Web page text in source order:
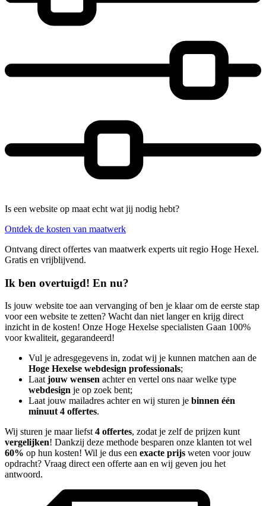
Is een website op maat echt wat jij nodig hebt?
Ontdek de kosten van maatwerk
Ontvang direct offertes van maatwerk experts uit regio Hoge Hexel.
Gratis en vrijblijvend.
Ik ben overtuigd! En nu?
Is jouw website toe aan vervanging of ben je klaar om de eerste stap
voor een website te zetten? Wacht dan niet langer en krijg direct
inzicht in de kosten! Onze Hoge Hexelse specialisten Gaan 100%
voor kwaliteit, gegarandeerd!
Vul je adresgegevens in, zodat wij je kunnen matchen aan de
Hoge Hexelse webdesign professionals;
Laat jouw wensen achter en vertel ons naar welke type
webdesign je op zoek bent;
Laat jouw mailadres achter en wij sturen je binnen één
minuut 4 offertes.
Wij sturen je maar liefst 4 offertes, zodat je zelf de prijzen kunt
vergelijken! Dankzij deze methode besparen onze klanten tot wel
60% op hun kosten! Wil je dus een exacte prijs weten voor jouw
opdracht? Vraag direct een offerte aan en wij geven jou het
antwoord.